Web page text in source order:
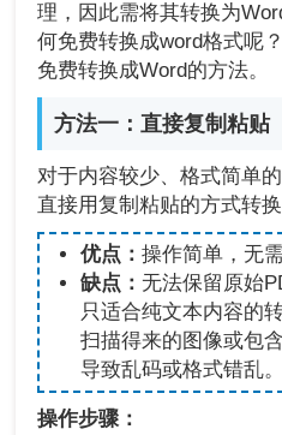
理，因此需将其转换为
何免费转换成word格式呢
免费转换成Word的方法。
方法一：直接复制粘贴
对于内容较少、格式简单
直接用复制粘贴的方式转换
优点： 操作简单，无
缺点： 无法保留原始
只适合纯文本内容的
扫描得来的图像或包
导致乱码或格式错乱。
操作步骤：